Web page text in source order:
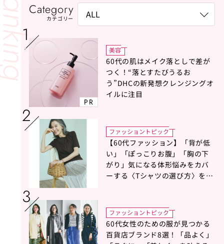
Category
カテゴリー
PR
美容
60代の肌はメイク落としで差が
つく！“落とすたびうるお
う”DHCの新発想クレンジングオ
イルに注目
ファッショントピック
【60代ファッション】「背が低
い」「ぽっこりお腹」「胸の下
がり」気になる体形悩みをカバ
ーする〈Tシャツの選び方〉をス
ファッショントピック
60代女性のための服が見つかる
百貨店ブランド8選！「品よく」